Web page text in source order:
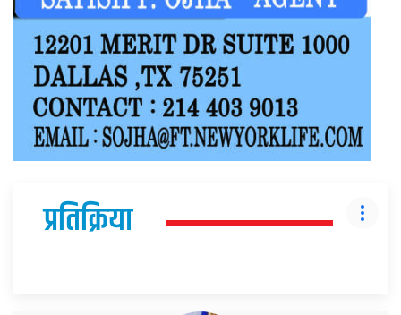
प्रतिक्रिया